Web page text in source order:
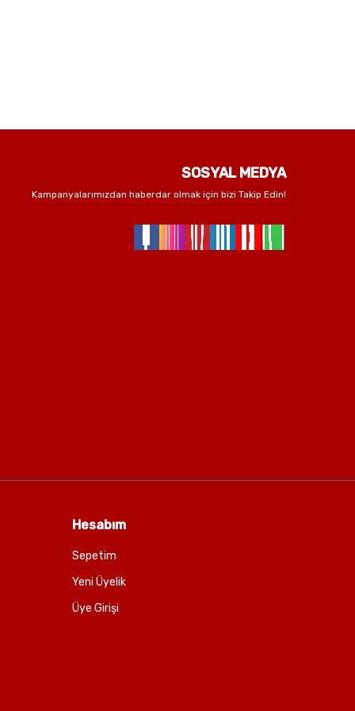
SOSYAL MEDYA
Kampanyalarımızdan haberdar olmak için bizi Takip Edin!
Hesabım
Sepetim
Yeni Üyelik
Üye Girişi